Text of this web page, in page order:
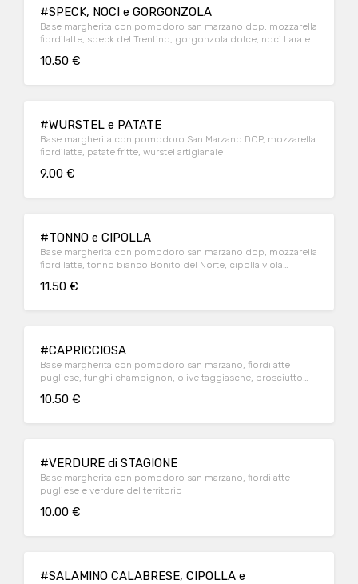
#SPECK, NOCI e GORGONZOLA
Base margherita con pomodoro san marzano dop, mozzarella
fiordilatte, speck del Trentino, gorgonzola dolce, noci Lara e
10.50 €
#WURSTEL e PATATE
Base margherita con pomodoro San Marzano DOP, mozzarella
fiordilatte, patate fritte, wurstel artigianale
9.00 €
#TONNO e CIPOLLA
Base margherita con pomodoro san marzano dop, mozzarella
fiordilatte, tonno bianco Bonito del Norte, cipolla viola
11.50 €
#CAPRICCIOSA
Base margherita con pomodoro san marzano, fiordilatte
pugliese, funghi champignon, olive taggiasche, prosciutto
10.50 €
#VERDURE di STAGIONE
Base margherita con pomodoro san marzano, fiordilatte
pugliese e verdure del territorio
10.00 €
#SALAMINO CALABRESE, CIPOLLA e